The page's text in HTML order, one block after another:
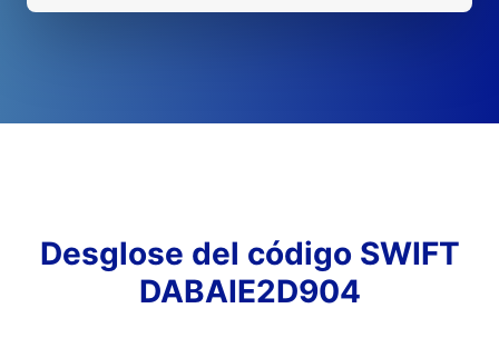
Desglose del código SWIFT
DABAIE2D904